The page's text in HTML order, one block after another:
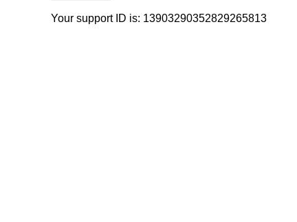
Your support ID is: 13903290352829265813